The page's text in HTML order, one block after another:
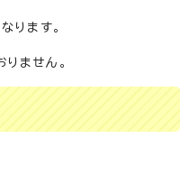
ります。
ません。